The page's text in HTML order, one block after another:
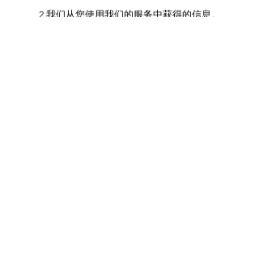
2.我们从您使用我们的服务中获得的信息。